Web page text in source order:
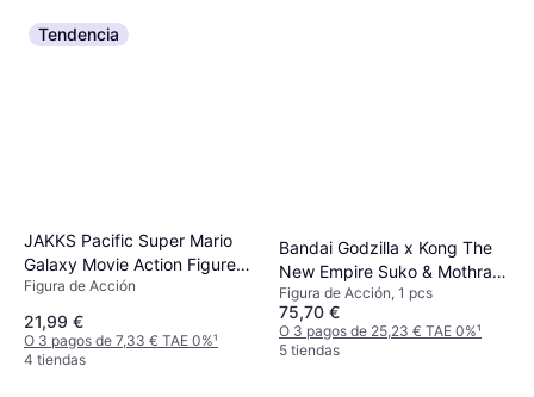
Tendencia
JAKKS Pacific Super Mario
Galaxy Movie Action Figure
Wonder Bowser Jr 13 cm
Figura de Acción
21,99 €
O 3 pagos de 7,33 € TAE 0%¹
4 tiendas
Bandai Godzilla x Kong The
New Empire Suko & Mothra
Action Figures 2-Pack
Figura de Acción, 1 pcs
75,70 €
O 3 pagos de 25,23 € TAE 0%¹
5 tiendas